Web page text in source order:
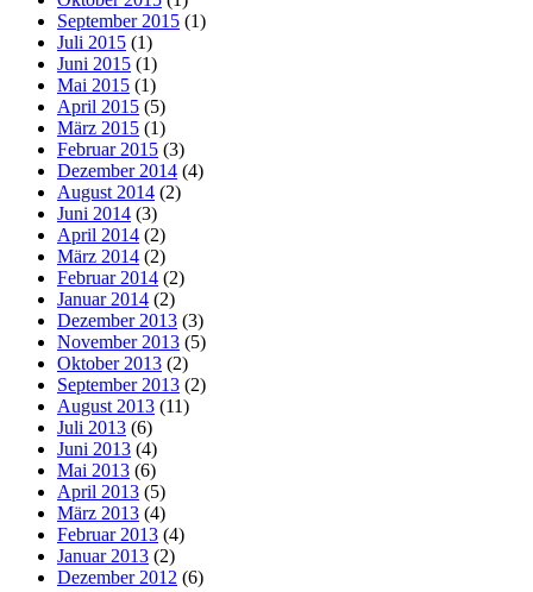
September 2015 (1)
Juli 2015 (1)
Juni 2015 (1)
Mai 2015 (1)
April 2015 (5)
März 2015 (1)
Februar 2015 (3)
Dezember 2014 (4)
August 2014 (2)
Juni 2014 (3)
April 2014 (2)
März 2014 (2)
Februar 2014 (2)
Januar 2014 (2)
Dezember 2013 (3)
November 2013 (5)
Oktober 2013 (2)
September 2013 (2)
August 2013 (11)
Juli 2013 (6)
Juni 2013 (4)
Mai 2013 (6)
April 2013 (5)
März 2013 (4)
Februar 2013 (4)
Januar 2013 (2)
Dezember 2012 (6)